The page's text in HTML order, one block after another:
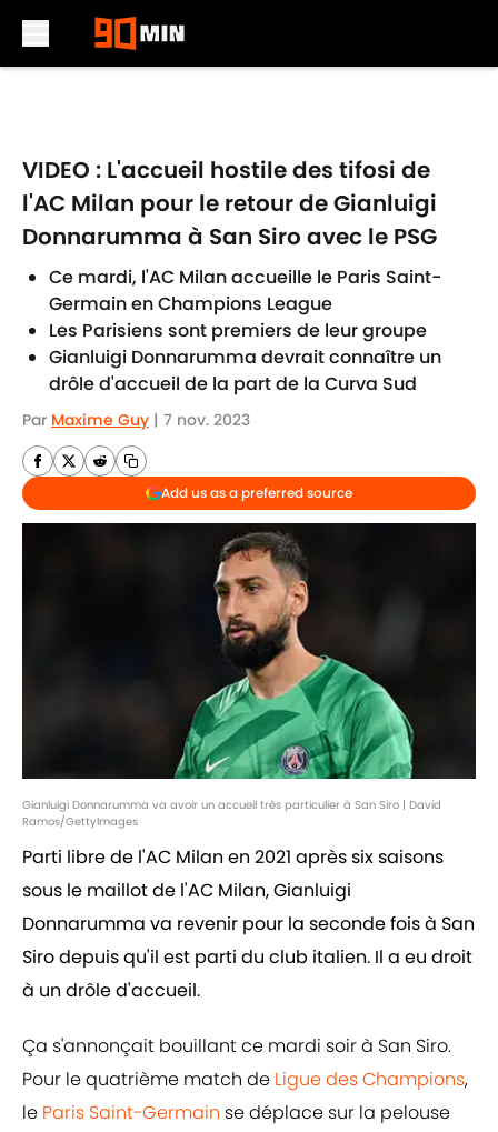
VIDEO : L'accueil hostile des tifosi de
l'AC Milan pour le retour de Gianluigi
Donnarumma à San Siro avec le PSG
Ce mardi, l'AC Milan accueille le Paris Saint-
Germain en Champions League
Les Parisiens sont premiers de leur groupe
Gianluigi Donnarumma devrait connaître un
drôle d'accueil de la part de la Curva Sud
Par Maxime Guy | 7 nov. 2023
Add us as a preferred source
Gianluigi Donnarumma va avoir un accueil très particulier à San Siro | David
Ramos/GettyImages
Parti libre de l'AC Milan en 2021 après six saisons
sous le maillot de l'AC Milan, Gianluigi
Donnarumma va revenir pour la seconde fois à San
Siro depuis qu'il est parti du club italien. Il a eu droit
à un drôle d'accueil.
Ça s'annonçait bouillant ce mardi soir à San Siro.
Pour le quatrième match de Ligue des Champions,
le Paris Saint-Germain se déplace sur la pelouse